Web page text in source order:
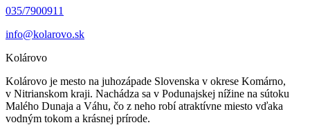
035/7900911
info@kolarovo.sk
Kolárovo
Kolárovo je mesto na juhozápade Slovenska v okrese Komárno,
v Nitrianskom kraji. Nachádza sa v Podunajskej nížine na sútoku
Malého Dunaja a Váhu, čo z neho robí atraktívne miesto vďaka
vodným tokom a krásnej prírode.